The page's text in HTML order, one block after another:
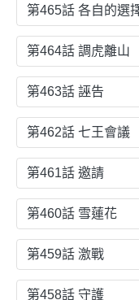
第465話 各自的選
第464話 調虎離山
第463話 誣告
第462話 七王會議
第461話 邀請
第460話 雪蓮花
第459話 激戰
第458話 守護